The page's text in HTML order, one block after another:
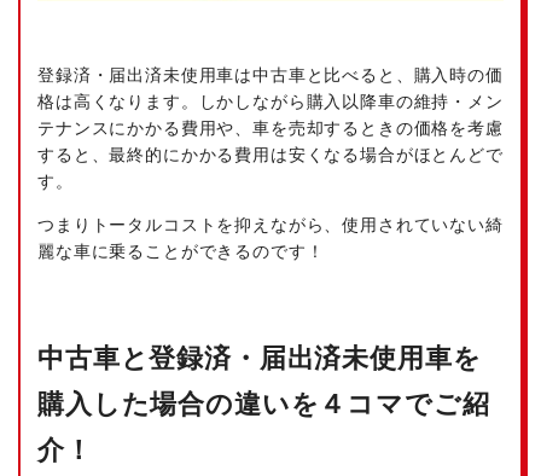
登録済・届出済未使用車は中古車と比べると、購入時の価
格は高くなります。しかしながら購入以降車の維持・メン
テナンスにかかる費用や、車を売却するときの価格を考慮
すると、最終的にかかる費用は安くなる場合がほとんどで
す。
つまりトータルコストを抑えながら、使用されていない綺
麗な車に乗ることができるのです！
中古車と登録済・届出済未使用車を
購入した場合の違いを４コマでご紹
介！